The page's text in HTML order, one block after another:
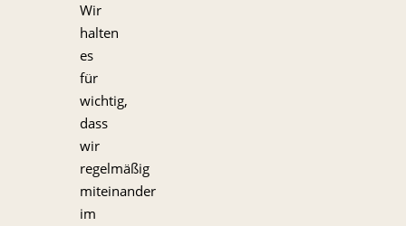
Wir
halten
es
für
wichtig,
dass
wir
regelmäßig
miteinander
im